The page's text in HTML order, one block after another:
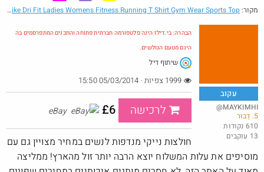
באג? רק לפריים - משלוח חינם ללא הגבלת 49$
@No_but_yeah_but_no_
30· 85· 2149
מקור: - Nike Dri Fit Ladies Womens Fitness Running T Shirt Gym Wear Sports Top
עקוב
@MAYKIMHI
5. דַבּוּר
610 נקודות
13 עוקבים
הבהרה: בי.דילז הינה פלטפורמה חברתית פתוחה והתכנים המתפרסמים בה
הינם מטעם הגולשים.
שיתוף דיל
לרכישה £6
eBay
חולצות נייקי מנדפות לנשים במחיר מצויין גם עם
מוסיפים את עלות המשלוח יוצא הרבה יותר זול מהארץ! ממליצה